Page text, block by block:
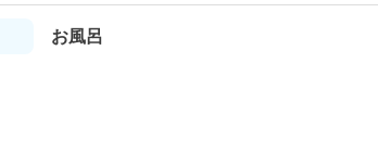
お風呂